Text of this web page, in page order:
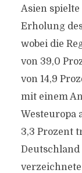
Asien spielte
Erholung
wobei die
von 39,0
von 14,9
mit einem
Westeuropa
3,3 Prozent